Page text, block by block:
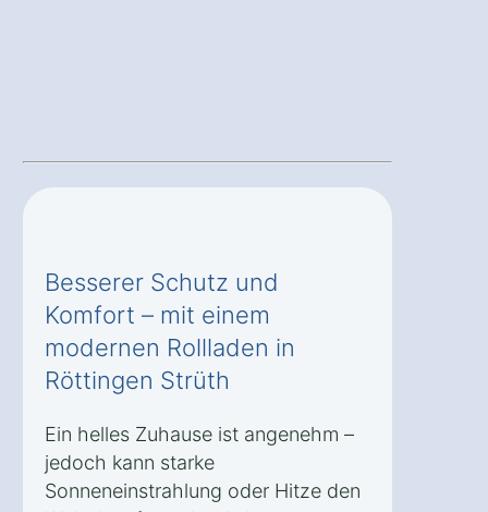
Besserer Schutz und
Komfort – mit einem
modernen Rollladen in
Röttingen Strüth
Ein helles Zuhause ist angenehm –
jedoch kann starke
Sonneneinstrahlung oder Hitze den